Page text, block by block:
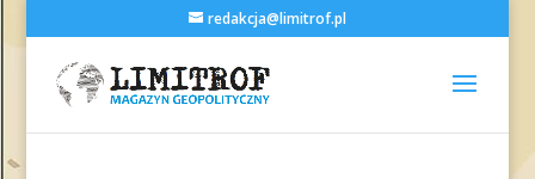
redakcja@limitrof.pl